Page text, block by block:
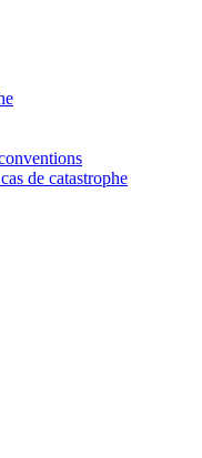
de catastrophe